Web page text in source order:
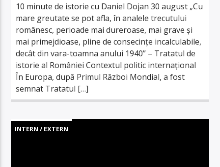
10 minute de istorie cu Daniel Dojan 30 august „Cu
mare greutate se pot afla, în analele trecutului
românesc, perioade mai dureroase, mai grave și
mai primejdioase, pline de consecințe incalculabile,
decât din vara-toamna anului 1940” – Tratatul de
istorie al României Contextul politic internațional
În Europa, după Primul Război Mondial, a fost
semnat Tratatul […]
INTERN / EXTERN